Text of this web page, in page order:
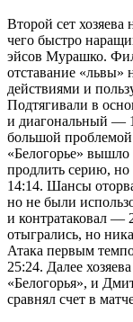
Второй сет хозяева
чего быстро
эйсов Мурашко.
отставание «львы»
действиями и
Подтягивали в
и диагональный —
большой
«Белогорье»
продлить серию,
14:14. Шансы
но не были
и контратаковал —
отыгрались, но
Атака первым
25:24. Далее
«Белогорья», и
сравнял счет в